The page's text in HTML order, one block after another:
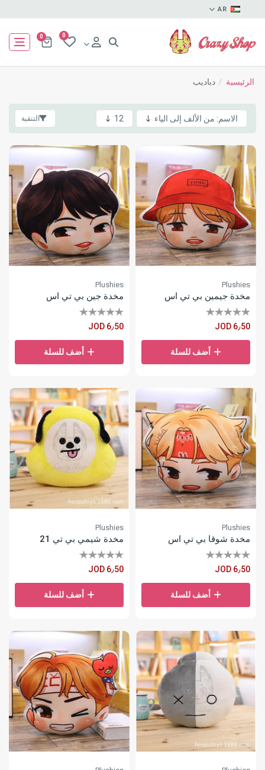
AR
0
0
الرئيسية / دباديب
التنقية
Plushies
مخدة جيمين بي تي اس
JOD 6٫50
أضف للسلة
Plushies
مخدة جين بي تي اس
JOD 6٫50
أضف للسلة
Plushies
مخدة شوقا بي تي اس
JOD 6٫50
أضف للسلة
Plushies
مخدة شيمي بي تي 21
JOD 6٫50
أضف للسلة